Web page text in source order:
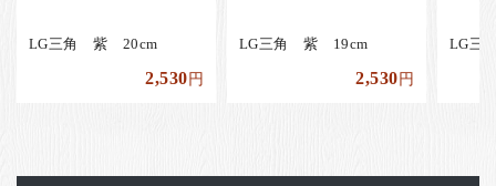
LG三角 紫 20cm
2,530円
LG三角 紫 19cm
2,530円
LG三